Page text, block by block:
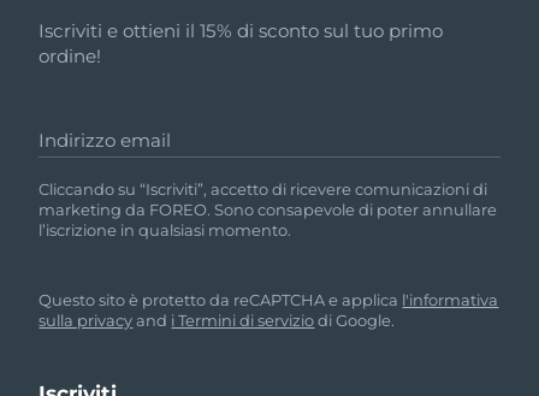
Iscriviti e ottieni il 15% di sconto sul tuo primo
ordine!
Indirizzo email
Cliccando su “Iscriviti”, accetto di ricevere comunicazioni di
marketing da FOREO. Sono consapevole di poter annullare
l’iscrizione in qualsiasi momento.
Questo sito è protetto da reCAPTCHA e applica l'informativa
sulla privacyand i Termini di serviziodi Google.